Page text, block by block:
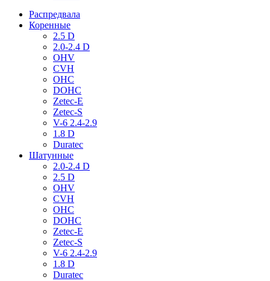
Распредвала
Коренные
2.5 D
2.0-2.4 D
OHV
CVH
OHC
DOHC
Zetec-E
Zetec-S
V-6 2.4-2.9
1.8 D
Duratec
Шатунные
2.0-2.4 D
2.5 D
OHV
CVH
OHC
DOHC
Zetec-E
Zetec-S
V-6 2.4-2.9
1.8 D
Duratec